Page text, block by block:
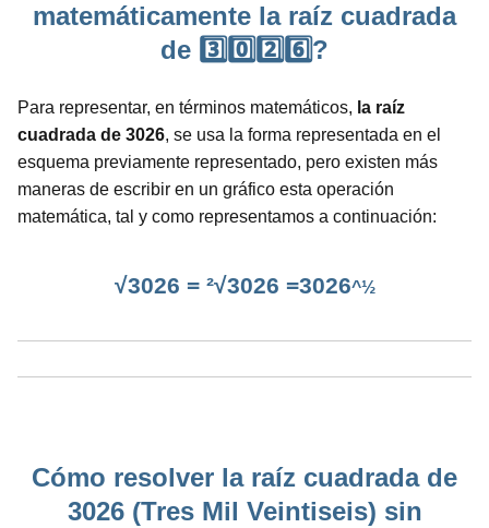
matemáticamente la raíz cuadrada
de 3️⃣0️⃣2️⃣6️⃣?
Para representar, en términos matemáticos, la raíz
cuadrada de 3026, se usa la forma representada en el
esquema previamente representado, pero existen más
maneras de escribir en un gráfico esta operación
matemática, tal y como representamos a continuación:
√3026 = ²√3026 =3026^½
Cómo resolver la raíz cuadrada de
3026 (Tres Mil Veintiseis) sin